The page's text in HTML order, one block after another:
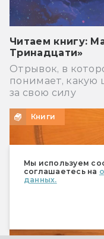
Мы используем
соглашаетесь на
данных.
Читаем книгу:
Тринадцати»
Отрывок, в
понимает, какую
за свою силу
Книги